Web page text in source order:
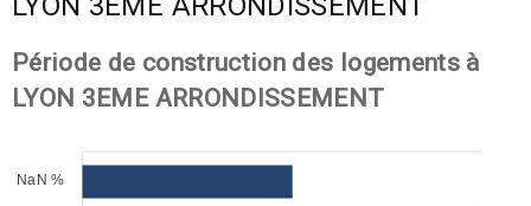
Période de construction des logements à
LYON 3EME ARRONDISSEMENT
NaN %